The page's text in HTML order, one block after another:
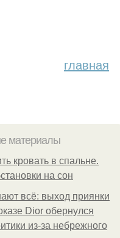
главная
материалы
кровать в спальне.
на сон
всё: выход приянки
Dior обернулся
из-за небрежного